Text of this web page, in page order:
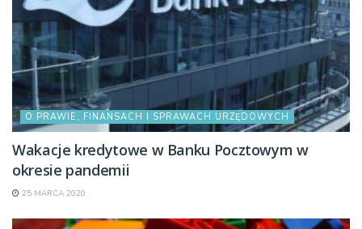
O PRAWIE, FINANSACH I SPRAWACH URZĘDOWYCH
Wakacje kredytowe w Banku Pocztowym w
okresie pandemii
25 MARCA 2020